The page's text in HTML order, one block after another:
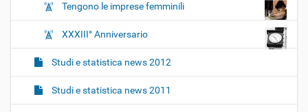
Tengono le imprese femminili
XXXIII° Anniversario
Studi e statistica news 2012
Studi e statistica news 2011